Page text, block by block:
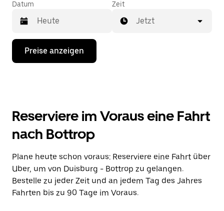
Datum
Drücke
Nach-
Kalender
interagieren
ein
Datum
auszuwählen.
Drücke
die
Escape-
Zeit
Jetzt
Preise anzeigen
Reserviere im Voraus eine Fahrt
nach Bottrop
Plane heute schon voraus: Reserviere eine Fahrt über
Uber, um von Duisburg - Bottrop zu gelangen.
Bestelle zu jeder Zeit und an jedem Tag des Jahres
Fahrten bis zu 90 Tage im Voraus.